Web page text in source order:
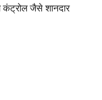
जैसे शानदार